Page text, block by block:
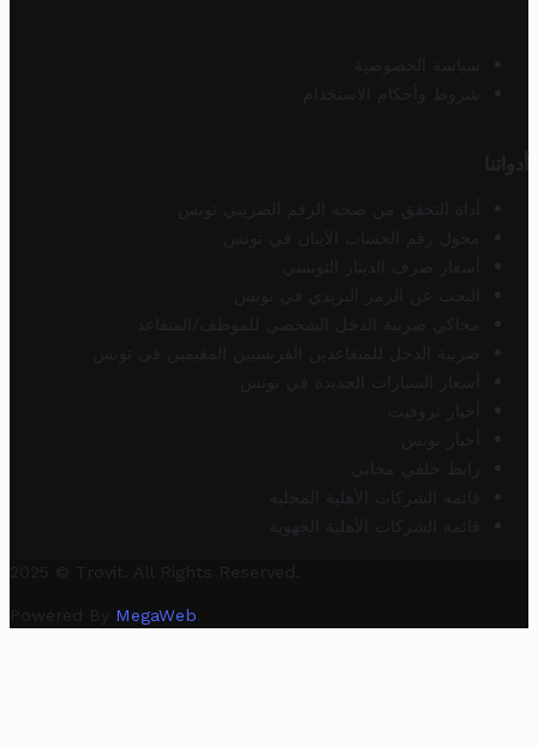
سياسة الخصوصية
شروط وأحكام الاستخدام
أدواتنا
أداة التحقق من صحة الرقم الضريبي تونس
محول رقم الحساب الآيبان في تونس
أسعار صرف الدينار التونسي
البحث عن الرمز البريدي في تونس
محاكي ضريبة الدخل الشخصي للموظف/المتقاعد
ضريبة الدخل للمتقاعدين الفرنسيين المقيمين في تونس
أسعار السيارات الجديدة في تونس
أخبار تروفيت
أخبار تونس
رابط خلفي مجاني
قائمة الشركات الأهلية المحلية
قائمة الشركات الأهلية الجهوية
2025 © Trovit. All Rights Reserved.
Powered By MegaWeb